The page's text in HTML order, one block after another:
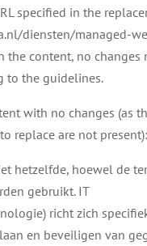
specified in the
diensten/managed-
the content, no changes
to the guidelines.
with no changes (as
replace are not present):
hetzelfde, hoewel de
gebruikt. IT
richt zich
en beveiligen van